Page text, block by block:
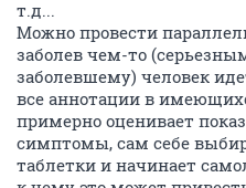
т.д...
Можно провести
заболев чем-то
заболевшему) человек
все аннотации в
примерно оценивает
симптомы, сам себе
таблетки и начинает